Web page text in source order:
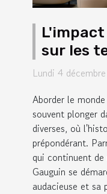
L'impact
sur les
actuelles
Lundi 4
Aborder le
souvent plonger
diverses, où
prépondérant.
qui continuent
Gauguin se
audacieuse et sa